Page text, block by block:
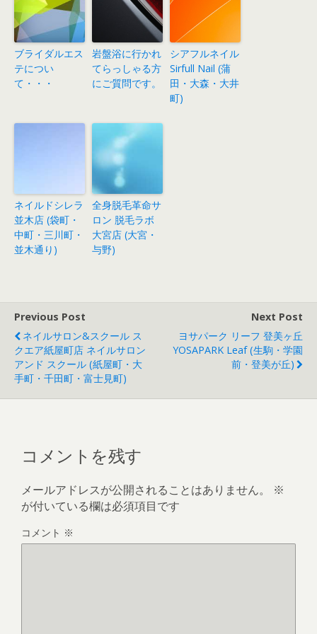
ブライダルエス
テについ
て・・・
岩盤浴に行かれ
てらっしゃる方
にご質問です。
シアフルネイル
Sirfull Nail (蒲
田・大森・大井
町)
ネイルドシレラ
並木店 (袋町・
中町・三川町・
並木通り)
全身脱毛革命サ
ロン 脱毛ラボ
大宮店 (大宮・
与野)
Previous Post
ネイルサロン&スクール ス
クエア紙屋町店 ネイルサロン
アンド スクール (紙屋町・大
手町・千田町・富士見町)
Next Post
ヨサパーク リーフ 登美ヶ丘
YOSAPARK Leaf (生駒・学園
前・登美が丘)
コメントを残す
メールアドレスが公開されることはありません。
※
が付いている欄は必須項目です
コメント ※